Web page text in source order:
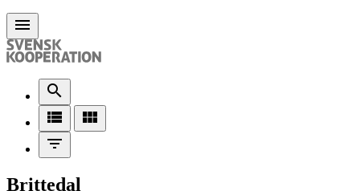
menu
search
view_list
view_module
filter_list
Brittedal